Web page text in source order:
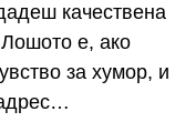
качествена
е, ако
за хумор, и